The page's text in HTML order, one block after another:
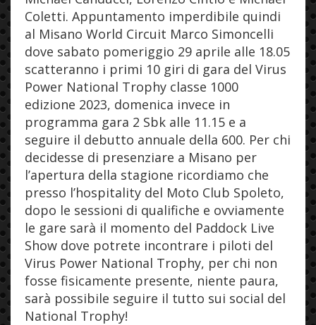
Coletti. Appuntamento imperdibile quindi
al Misano World Circuit Marco Simoncelli
dove sabato pomeriggio 29 aprile alle 18.05
scatteranno i primi 10 giri di gara del Virus
Power National Trophy classe 1000
edizione 2023, domenica invece in
programma gara 2 Sbk alle 11.15 e a
seguire il debutto annuale della 600. Per chi
decidesse di presenziare a Misano per
l’apertura della stagione ricordiamo che
presso l’hospitality del Moto Club Spoleto,
dopo le sessioni di qualifiche e ovviamente
le gare sarà il momento del Paddock Live
Show dove potrete incontrare i piloti del
Virus Power National Trophy, per chi non
fosse fisicamente presente, niente paura,
sarà possibile seguire il tutto sui social del
National Trophy!